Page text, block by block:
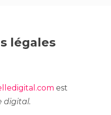
légales
est
digital.